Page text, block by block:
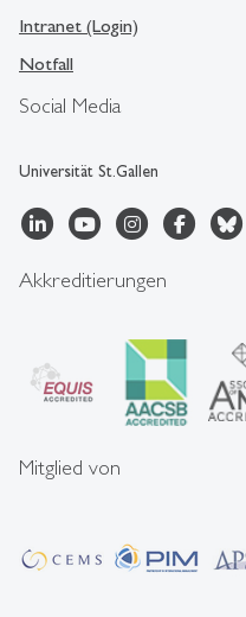
Social Media
Universität St.Gallen
Intranet (Login)
Notfall
Akkreditierungen
Mitglied von